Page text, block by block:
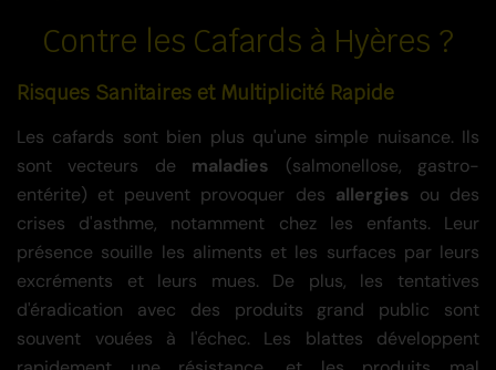
Contre les Cafards à Hyères ?
Risques Sanitaires et Multiplicité Rapide
Les cafards sont bien plus qu'une simple nuisance. Ils
sont vecteurs de maladies (salmonellose, gastro-
entérite) et peuvent provoquer des allergies ou des
crises d'asthme, notamment chez les enfants. Leur
présence souille les aliments et les surfaces par leurs
excréments et leurs mues. De plus, les tentatives
d'éradication avec des produits grand public sont
souvent vouées à l'échec. Les blattes développent